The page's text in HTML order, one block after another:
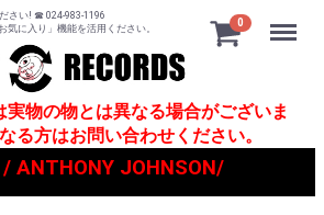
さい! ☎ 024-983-1196
気に入り」機能を活用ください。
0 Menu
実物の物とは異なる場合がございま
る方はお問い合わせください。
/ ANTHONY JOHNSON/